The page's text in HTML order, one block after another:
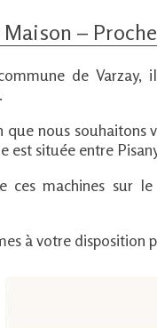
Maison –
de Varzay,
que nous souhaitons
est située entre
ces machines sur
à votre disposition